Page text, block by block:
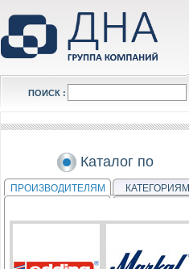
ПОИСК :
Каталог по
ПРОИЗВОДИТЕЛЯМ КАТЕГОРИЯМ